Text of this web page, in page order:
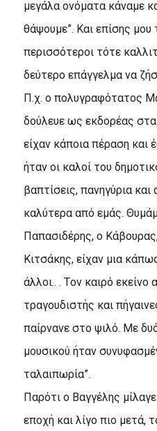
μεγάλα ονόματα κάναμε
θάψουμε”. Kαι επίσης μου
περισσότεροι τότε
δεύτερο επάγγελμα να
Π.χ. ο πολυγραφότατος
δούλευε ως εκδορέας στα
είχαν κάποια πέραση και
ήταν οι καλοί του
βαπτίσεις, πανηγύρια
καλύτερα από εμάς.
Παπασιδέρης, ο
Kιτσάκης, είχαν μια
άλλοι.. . Tον καιρό εκείνο
τραγουδιστής και
παίρνανε στο ψιλό. Mε
μουσικού ήταν
ταλαιπωρία”.
Παρότι ο Bαγγέλης
εποχή και λίγο πιο μετά,